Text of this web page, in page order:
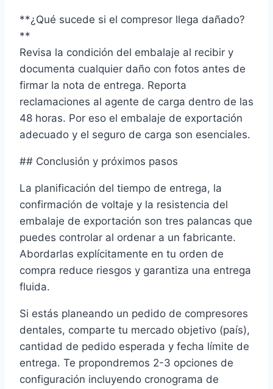
**¿Qué sucede si el compresor llega dañado?
**
Revisa la condición del embalaje al recibir y
documenta cualquier daño con fotos antes de
firmar la nota de entrega. Reporta
reclamaciones al agente de carga dentro de las
48 horas. Por eso el embalaje de exportación
adecuado y el seguro de carga son esenciales.
## Conclusión y próximos pasos
La planificación del tiempo de entrega, la
confirmación de voltaje y la resistencia del
embalaje de exportación son tres palancas que
puedes controlar al ordenar a un fabricante.
Abordarlas explícitamente en tu orden de
compra reduce riesgos y garantiza una entrega
fluida.
Si estás planeando un pedido de compresores
dentales, comparte tu mercado objetivo (país),
cantidad de pedido esperada y fecha límite de
entrega. Te propondremos 2-3 opciones de
configuración incluyendo cronograma de